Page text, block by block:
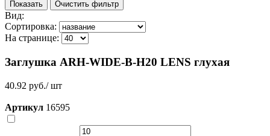
Вид:
Сортировка:
На странице:
Заглушка ARH-WIDE-B-H20 LENS глухая
40.92 руб./ шт
Артикул 16595